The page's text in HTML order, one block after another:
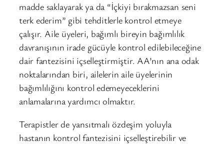
madde saklayarak ya da “İçkiyi bırakmazsan seni
terk ederim” gibi tehditlerle kontrol etmeye
çalışır. Aile üyeleri, bağımlı bireyin bağımlılık
davranışının irade gücüyle kontrol edilebileceğine
dair fantezisini içselleştirmiştir. AA’nın ana odak
noktalarından biri, ailelerin aile üyelerinin
bağımlılığını kontrol edemeyeceklerini
anlamalarına yardımcı olmaktır.
Terapistler de yansıtmalı özdeşim yoluyla
hastanın kontrol fantezisini içselleştirebilir ve